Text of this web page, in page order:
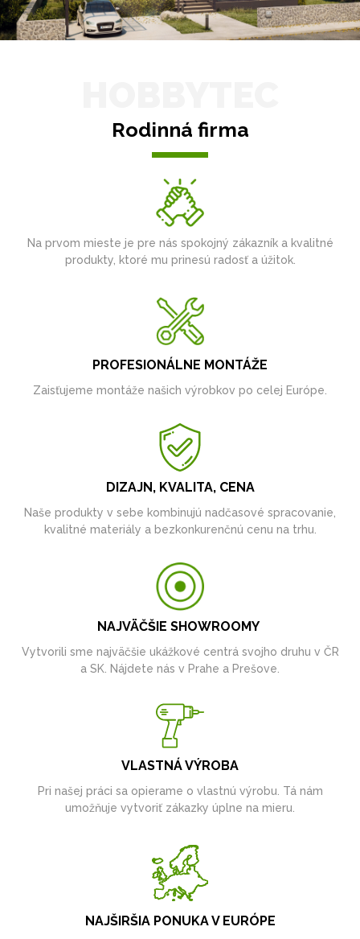
Rodinná firma
Na prvom mieste je pre nás spokojný zákazník a kvalitné
produkty, ktoré mu prinesú radosť a úžitok.
PROFESIONÁLNE MONTÁŽE
Zaisťujeme montáže našich výrobkov po celej Európe.
DIZAJN, KVALITA, CENA
Naše produkty v sebe kombinujú nadčasové spracovanie,
kvalitné materiály a bezkonkurenčnú cenu na trhu.
NAJVÄČŠIE SHOWROOMY
Vytvorili sme najväčšie ukážkové centrá svojho druhu v ČR
a SK. Nájdete nás v Prahe a Prešove.
VLASTNÁ VÝROBA
Pri našej práci sa opierame o vlastnú výrobu. Tá nám
umožňuje vytvoriť zákazky úplne na mieru.
NAJŠIRŠIA PONUKA V EURÓPE